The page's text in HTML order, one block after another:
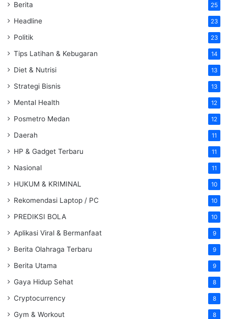
Berita 25
Headline 23
Politik 23
Tips Latihan & Kebugaran 14
Diet & Nutrisi 13
Strategi Bisnis 13
Mental Health 12
Posmetro Medan 12
Daerah 11
HP & Gadget Terbaru 11
Nasional 11
HUKUM & KRIMINAL 10
Rekomendasi Laptop / PC 10
PREDIKSI BOLA 10
Aplikasi Viral & Bermanfaat 9
Berita Olahraga Terbaru 9
Berita Utama 9
Gaya Hidup Sehat 8
Cryptocurrency 8
Gym & Workout 8